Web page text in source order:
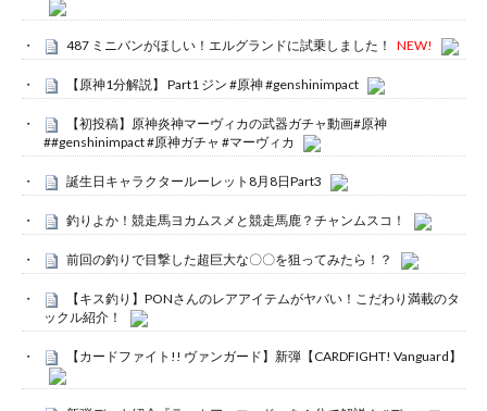
487 ミニバンがほしい！エルグランドに試乗しました！ NEW!
【原神1分解説】 Part1 ジン #原神 #genshinimpact
【初投稿】原神炎神マーヴィカの武器ガチャ動画#原神
##genshinimpact #原神ガチャ #マーヴィカ
誕生日キャラクタールーレット8月8日Part3
釣りよか！競走馬ヨカムスメと競走馬鹿？チャンムスコ！
前回の釣りで目撃した超巨大な〇〇を狙ってみたら！？
【キス釣り】PONさんのレアアイテムがヤバい！こだわり満載のタ
ックル紹介！
【カードファイト!! ヴァンガード】新弾【CARDFIGHT! Vanguard】